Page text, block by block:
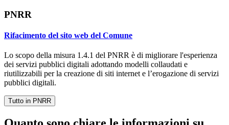
PNRR
Rifacimento del sito web del Comune
Lo scopo della misura 1.4.1 del PNRR è di migliorare l'esperienza
dei servizi pubblici digitali adottando modelli collaudati e
riutilizzabili per la creazione di siti internet e l’erogazione di servizi
pubblici digitali.
Tutto in PNRR